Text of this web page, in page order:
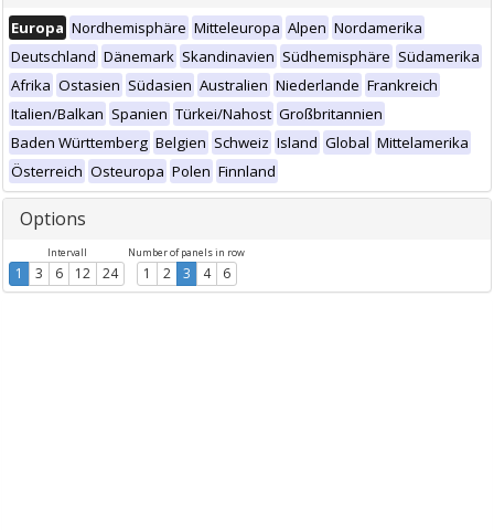
Europa Nordhemisphäre Mitteleuropa Alpen Nordamerika
Deutschland Dänemark Skandinavien Südhemisphäre Südamerika
Afrika Ostasien Südasien Australien Niederlande Frankreich
Italien/Balkan Spanien Türkei/Nahost Großbritannien
Baden Württemberg Belgien Schweiz Island Global Mittelamerika
Österreich Osteuropa Polen Finnland
Options
Intervall
1 3 6 12 24
Number of panels in row
1 2 3 4 6